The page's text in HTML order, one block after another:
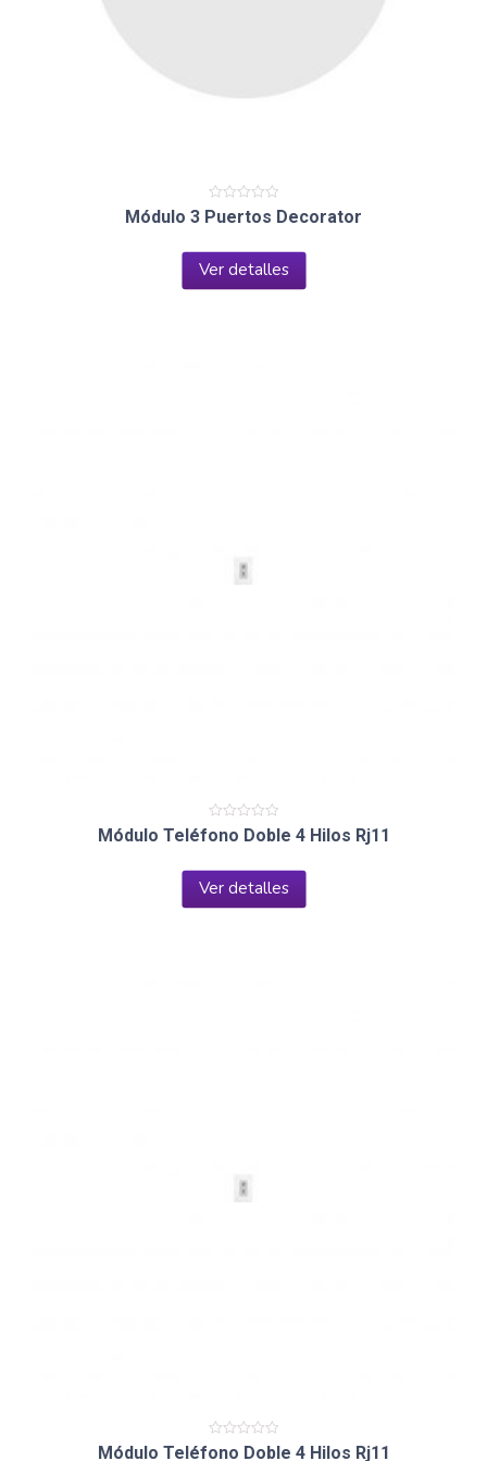
Valorado
en
de
5
Módulo 3 Puertos Decorator
Ver detalles
Valorado
en
de
5
Módulo Teléfono Doble 4 Hilos Rj11
Ver detalles
Valorado
Módulo Teléfono Doble 4 Hilos Rj11